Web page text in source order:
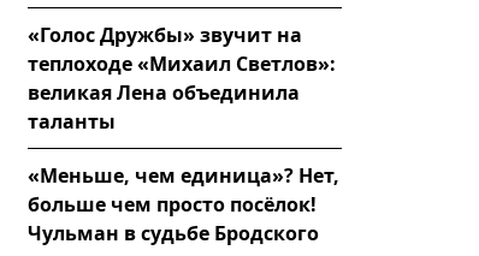
«Голос Дружбы» звучит на
теплоходе «Михаил Светлов»:
великая Лена объединила
таланты
«Меньше, чем единица»? Нет,
больше чем просто посёлок!
Чульман в судьбе Бродского